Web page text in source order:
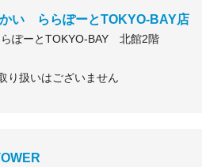
い ららぽーとTOKYO-BAY店
ぽーとTOKYO-BAY 北館2階
り扱いはございません